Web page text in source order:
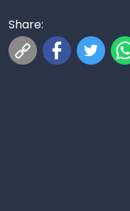
Share: